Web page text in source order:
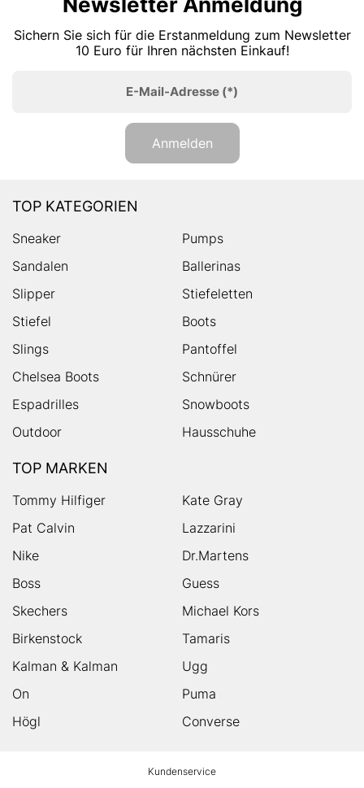
Sichern Sie sich für die Erstanmeldung zum Newsletter
10 Euro für Ihren nächsten Einkauf!
E-Mail-Adresse (*)
Anmelden
TOP KATEGORIEN
Sneaker
Pumps
Sandalen
Ballerinas
Slipper
Stiefeletten
Stiefel
Boots
Slings
Pantoffel
Chelsea Boots
Schnürer
Espadrilles
Snowboots
Outdoor
Hausschuhe
TOP MARKEN
Tommy Hilfiger
Kate Gray
Pat Calvin
Lazzarini
Nike
Dr.Martens
Boss
Guess
Skechers
Michael Kors
Birkenstock
Tamaris
Kalman & Kalman
Ugg
On
Puma
Högl
Converse
Kundenservice